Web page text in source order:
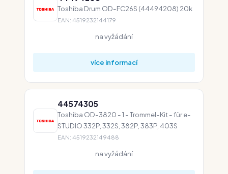
Toshiba Drum OD-FC26S (44494208) 20k
EAN: 4519232144179
na vyžádání
více informací
44574305
Toshiba OD-3820 - 1 - Trommel-Kit - für e-
STUDIO 332P, 332S, 382P, 383P, 403S
EAN: 4519232149488
na vyžádání